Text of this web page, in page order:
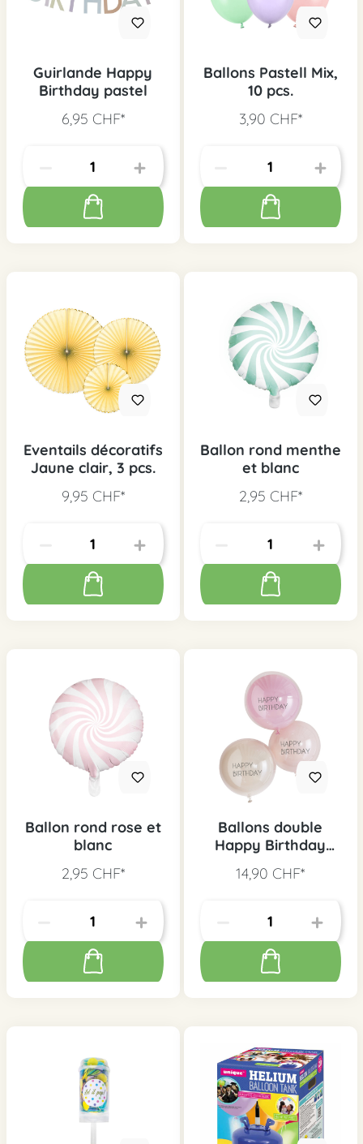
Guirlande Happy
Birthday pastel
6,95 CHF*
Ballons Pastell Mix,
10 pcs.
3,90 CHF*
Eventails décoratifs
Jaune clair, 3 pcs.
9,95 CHF*
Ballon rond menthe
et blanc
2,95 CHF*
Ballon rond rose et
blanc
2,95 CHF*
Ballons double
Happy Birthday
14,90 CHF*